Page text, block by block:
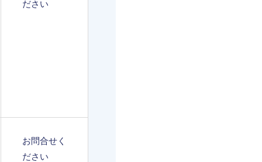
ださい
お問合せく
ださい